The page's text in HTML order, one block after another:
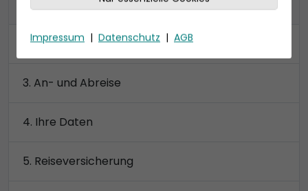
Kabine
An- und Abreise
Ihre Daten
Reiseversicherung
Impressum | Datenschutz | AGB